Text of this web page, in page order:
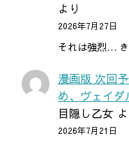
より
2026年7月27日
それは強烈… き
漫画版 次回
め、ヴェイ
目隠し乙女
2026年7月21日